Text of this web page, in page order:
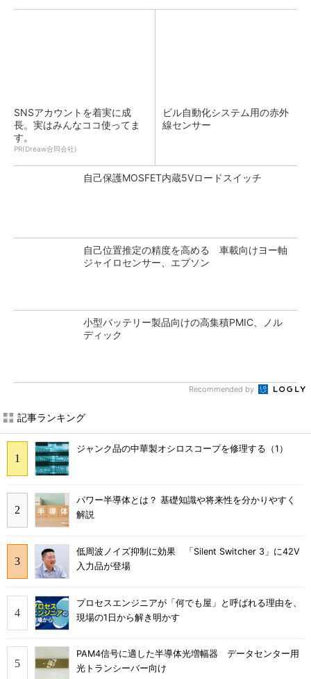
SNSアカウントを着実に成
長。実はみんなココ使ってま
す。
PR(Dreaw合同会社)
ビル自動化システム用の赤外
線センサー
自己保護MOSFET内蔵5Vロードスイッチ
自己位置推定の精度を高める 車載向けヨー軸
ジャイロセンサー、エプソン
小型バッテリー製品向けの高集積PMIC、ノル
ディック
Recommended by
記事ランキング
ジャンク品の中華製オシロスコープを修理する（1）
パワー半導体とは？ 基礎知識や将来性を分かりやすく
解説
低周波ノイズ抑制に効果 「Silent Switcher 3」に42V
入力品が登場
プロセスエンジニアが「何でも屋」と呼ばれる理由を、
現場の1日から解き明かす
PAM4信号に適した半導体光増幅器 データセンター用
光トランシーバー向け